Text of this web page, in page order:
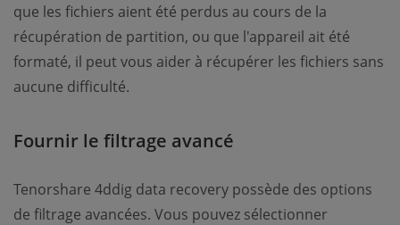
que les fichiers aient été perdus au cours de la
récupération de partition, ou que l'appareil ait été
formaté, il peut vous aider à récupérer les fichiers sans
aucune difficulté.
Fournir le filtrage avancé
Tenorshare 4ddig data recovery possède des options
de filtrage avancées. Vous pouvez sélectionner